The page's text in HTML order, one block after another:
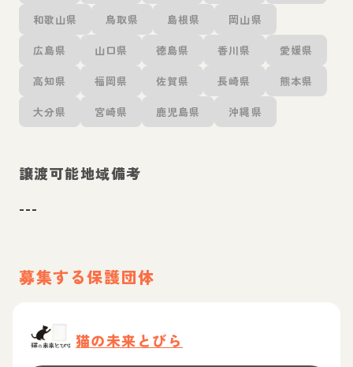
和歌山県 鳥取県 島根県 岡山県
広島県 山口県 徳島県 香川県 愛媛県
高知県 福岡県 佐賀県 長崎県 熊本県
大分県 宮崎県 鹿児島県 沖縄県
譲渡可能地域備考
---
募集する保護団体
猫の未来とびら